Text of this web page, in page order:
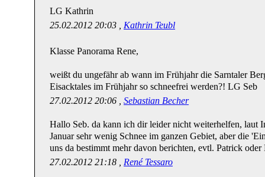
LG Kathrin
25.02.2012 20:03 , Kathrin Teubl
Klasse Panorama Rene,
weißt du ungefähr ab wann im Frühjahr die Sarntaler
Eisacktales im Frühjahr so schneefrei werden?! LG Seb
27.02.2012 20:06 , Sebastian Becher
Hallo Seb. da kann ich dir leider nicht weiterhelfen, laut
Januar sehr wenig Schnee im ganzen Gebiet, aber die
uns da bestimmt mehr davon berichten, evtl. Patrick
27.02.2012 21:18 , René Tessaro